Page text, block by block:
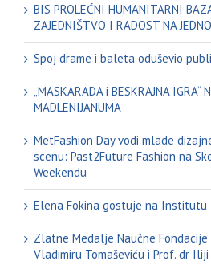
BIS PROLEĆNI HUMANITARNI
ZAJEDNIŠTVO I RADOST NA
Spoj drame i baleta oduševio
„MASKARADA i BESKRAJNA IGRA“
MADLENIJANUMA
MetFashion Day vodi mlade
scenu: Past2Future Fashion na
Weekendu
Elena Fokina gostuje na Institutu
Zlatne Medalje Naučne
Vladimiru Tomaševiću i Prof. dr